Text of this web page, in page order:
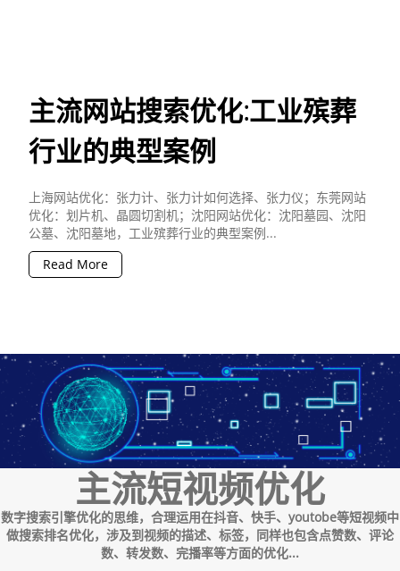
主流网站搜索优化:工业殡葬
行业的典型案例
上海网站优化：张力计、张力计如何选择、张力仪；东莞网站
优化：划片机、晶圆切割机；沈阳网站优化：沈阳墓园、沈阳
公墓、沈阳墓地，工业殡葬行业的典型案例...
Read More
主流短视频优化
数字搜索引擎优化的思维，合理运用在抖音、快手、youtobe等短视频中
做搜索排名优化，涉及到视频的描述、标签，同样也包含点赞数、评论
数、转发数、完播率等方面的优化...